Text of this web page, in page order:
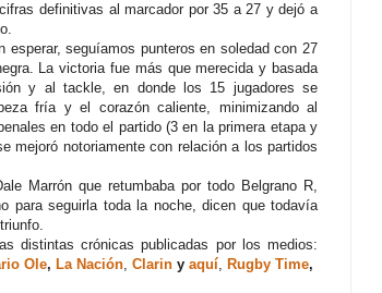
definitivas al marcador por 35 a 27 y dejó a
seguíamos punteros en soledad con 27
La victoria fue más que merecida y basada
y al tackle, en donde los 15 jugadores se
fría y el corazón caliente, minimizando al
en todo el partido (3 en la primera etapa y
mejoró notoriamente con relación a los partidos
Marrón que retumbaba por todo Belgrano R,
para seguirla toda la noche, dicen que todavía
distintas crónicas publicadas por los medios:
Ole, La Nación, Clarin y aquí, Rugby Time,